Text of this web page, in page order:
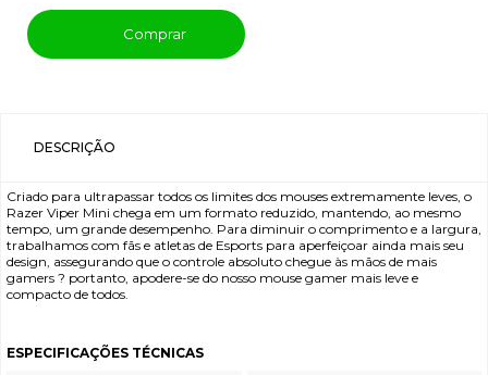
Comprar
DESCRIÇÃO
Criado para ultrapassar todos os limites dos mouses extremamente leves, o
Razer Viper Mini chega em um formato reduzido, mantendo, ao mesmo
tempo, um grande desempenho. Para diminuir o comprimento e a largura,
trabalhamos com fãs e atletas de Esports para aperfeiçoar ainda mais seu
design, assegurando que o controle absoluto chegue às mãos de mais
gamers ? portanto, apodere-se do nosso mouse gamer mais leve e
compacto de todos.
ESPECIFICAÇÕES TÉCNICAS